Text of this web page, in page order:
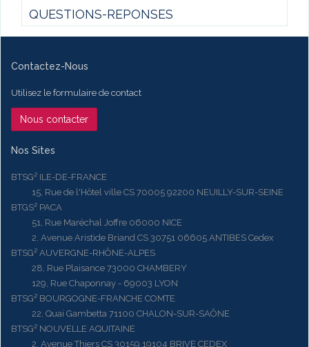
QUESTIONS-REPONSES
Contactez-Nous
Utilisez le formulaire de contact
Nous contacter
Nos Sites
BTSG² ILE-DE-FRANCE
15, Rue de l'Hôtel ville CS 70005 92200 NEUILLY-SUR-SEINE
BTGS² PACA
51, Rue Maréchal Joffre 06000 NICE
2, Avenue Aristide Briand CS 30751 06605 ANTIBES Cedex
BTSG² AUVERGNE-RHÔNE-ALPES
28, Rue Plaisance 73000 CHAMBERY
129, Rue Chaponnay - 69003 LYON
BTSG² BOURGOGNE-FRANCHE COMTE
22, Quai Gambetta 71100 CHALON-SUR-SAÔNE
BTSG² NOUVELLE AQUITAINE
2, Avenue Thiers CS 30159 19104 BRIVE CEDEX